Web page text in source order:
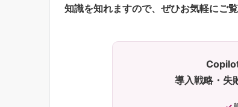
知識を知れますので、ぜひお気軽にご覧
導入戦略・失